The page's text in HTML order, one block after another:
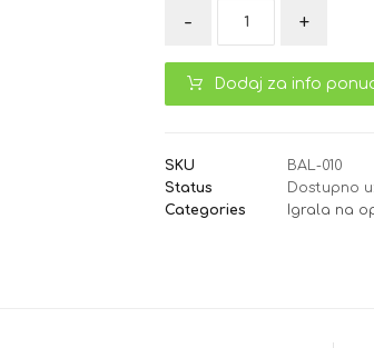
- +
Dodaj za info
SKU
BAL-010
Status
Dostupno
Categories
Igrala na